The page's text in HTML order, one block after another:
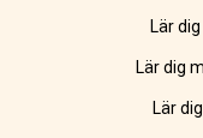
Lär
Lär dig
Lär